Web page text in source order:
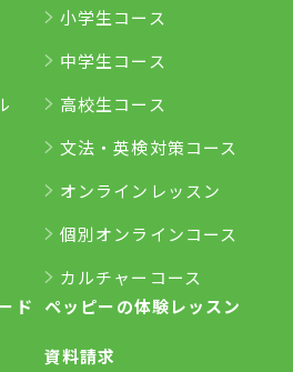
小学生コース
中学生コース
高校生コース
文法・英検対策コース
オンラインレッスン
個別オンラインコース
カルチャーコース
ド
ペッピーの体験レッスン
資料請求